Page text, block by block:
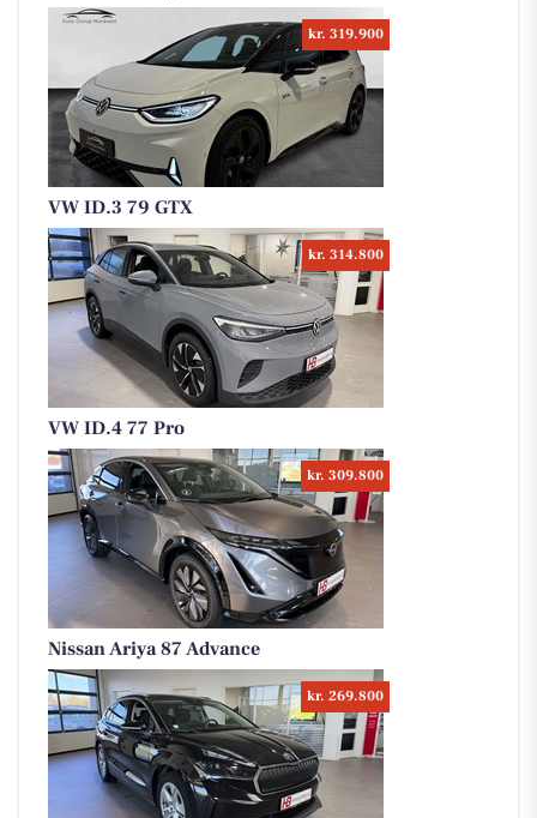
kr. 319.900
VW ID.3 79 GTX
kr. 314.800
VW ID.4 77 Pro
kr. 309.800
Nissan Ariya 87 Advance
kr. 269.800